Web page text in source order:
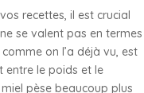
recettes, il est crucial
se valent pas en termes
on l’a déjà vu, est
entre le poids et le
pèse beaucoup plus